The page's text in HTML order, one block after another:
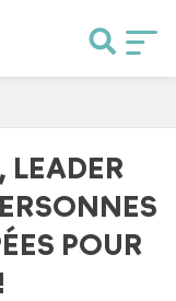
LEADER
POUR